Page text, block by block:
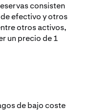
consisten
efectivo y otros
otros activos,
un precio de 1
de bajo coste